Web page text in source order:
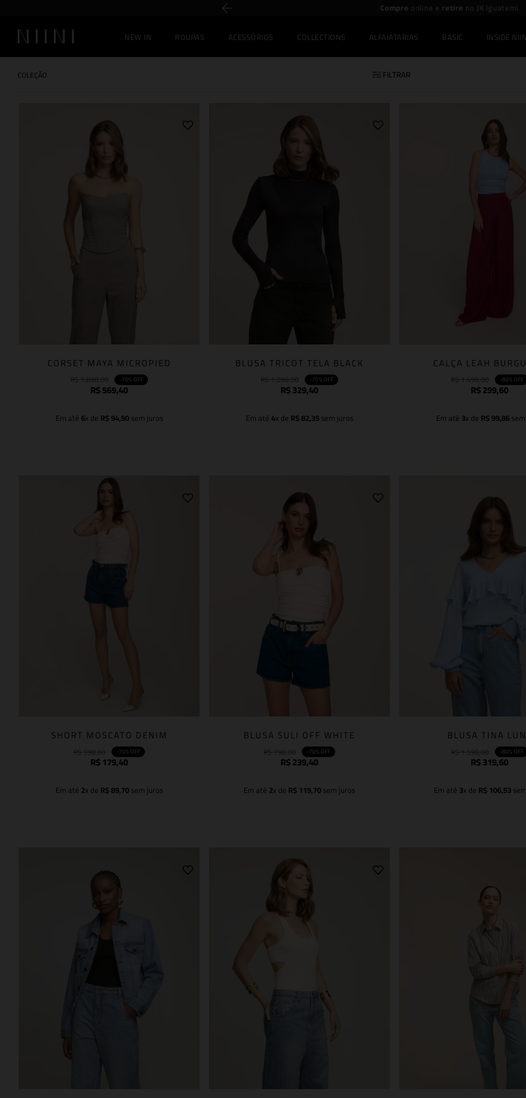
online eretireno JK Iguatemi.
NEW IN ROUPAS ACESSÓRIOS COLLECTIONS ALFAIATARIAS BASIC INSIDE
COLEÇÃO FILTRAR
CORSET MAYA MICROPIED
-70% OFF
R$569,40
Em até 6x de R$94,90sem juros
BLUSA TRICOT TELA BLACK
-70% OFF
R$329,40
Em até 4x de R$82,35sem juros
CALÇA LEAH
-80% OFF
R$299,60
Em até 3x de R$99,86
SHORT MOSCATO DENIM
-70% OFF
R$179,40
Em até 2x de R$89,70sem juros
BLUSA SULI OFF WHITE
-70% OFF
R$239,40
Em até 2x de R$119,70sem juros
BLUSA TINA
-80% OFF
R$319,60
Em até 3x de R$106,53